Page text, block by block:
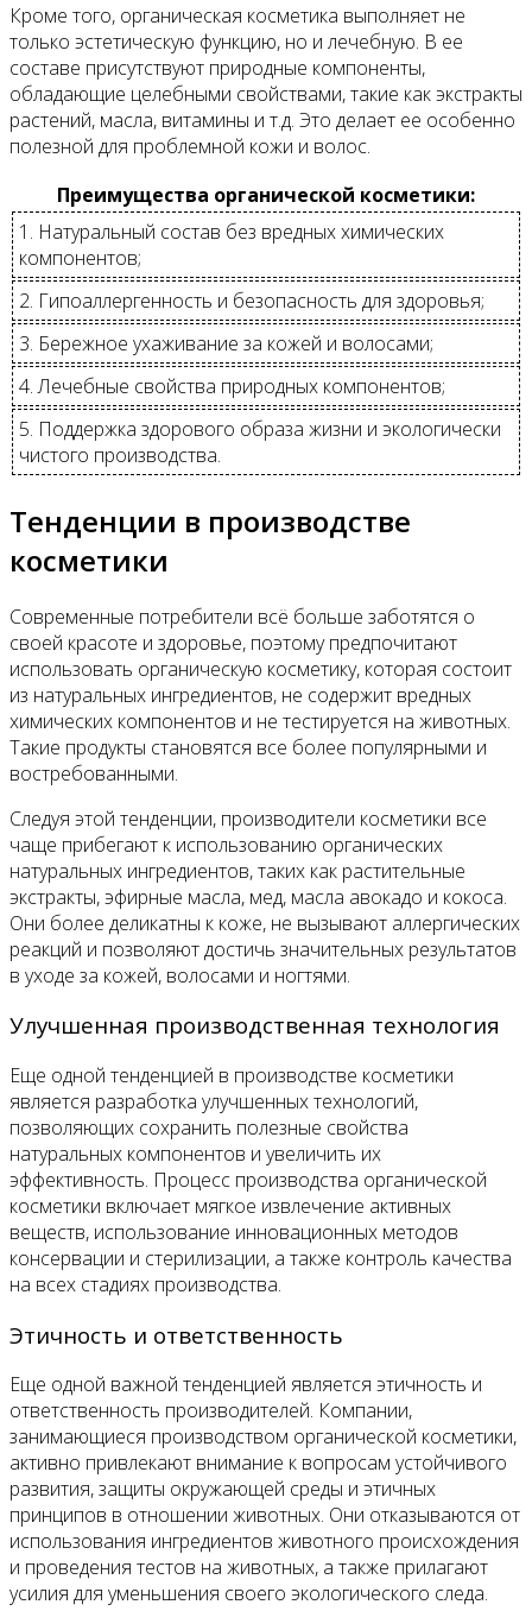
Кроме того, органическая косметика выполняет не
только эстетическую функцию, но и лечебную. В ее
составе присутствуют природные компоненты,
обладающие целебными свойствами, такие как экстракты
растений, масла, витамины и т.д. Это делает ее особенно
полезной для проблемной кожи и волос.
Преимущества органической косметики:
1. Натуральный состав без вредных химических
компонентов;
2. Гипоаллергенность и безопасность для здоровья;
3. Бережное ухаживание за кожей и волосами;
4. Лечебные свойства природных компонентов;
5. Поддержка здорового образа жизни и экологически
чистого производства.
Тенденции в производстве
косметики
Современные потребители всё больше заботятся о
своей красоте и здоровье, поэтому предпочитают
использовать органическую косметику, которая состоит
из натуральных ингредиентов, не содержит вредных
химических компонентов и не тестируется на животных.
Такие продукты становятся все более популярными и
востребованными.
Следуя этой тенденции, производители косметики все
чаще прибегают к использованию органических
натуральных ингредиентов, таких как растительные
экстракты, эфирные масла, мед, масла авокадо и кокоса.
Они более деликатны к коже, не вызывают аллергических
реакций и позволяют достичь значительных результатов
в уходе за кожей, волосами и ногтями.
Улучшенная производственная технология
Еще одной тенденцией в производстве косметики
является разработка улучшенных технологий,
позволяющих сохранить полезные свойства
натуральных компонентов и увеличить их
эффективность. Процесс производства органической
косметики включает мягкое извлечение активных
веществ, использование инновационных методов
консервации и стерилизации, а также контроль качества
на всех стадиях производства.
Этичность и ответственность
Еще одной важной тенденцией является этичность и
ответственность производителей. Компании,
занимающиеся производством органической косметики,
активно привлекают внимание к вопросам устойчивого
развития, защиты окружающей среды и этичных
принципов в отношении животных. Они отказываются от
использования ингредиентов животного происхождения
и проведения тестов на животных, а также прилагают
усилия для уменьшения своего экологического следа.